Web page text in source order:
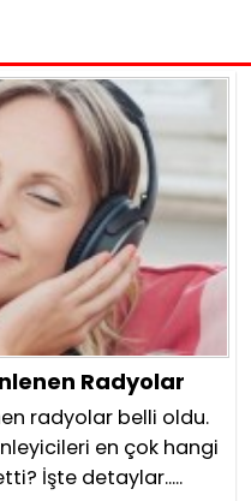
Radyolar
radyolar belli oldu.
en çok hangi
İşte detaylar.....